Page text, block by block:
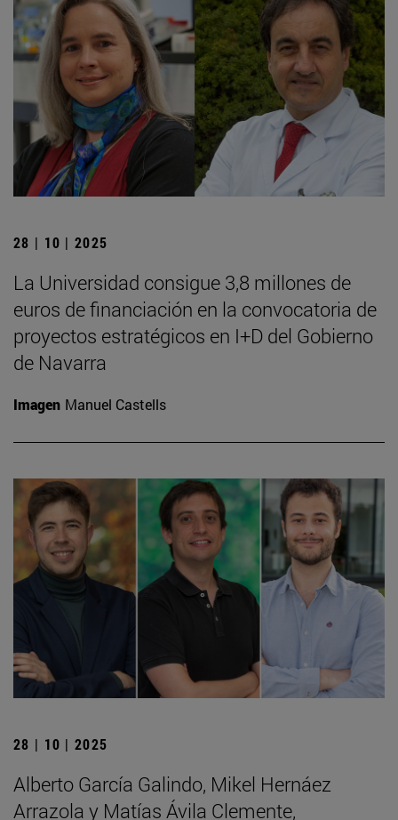
28 | 10 | 2025
La Universidad consigue 3,8 millones de
euros de financiación en la convocatoria de
proyectos estratégicos en I+D del Gobierno
de Navarra
Imagen Manuel Castells
28 | 10 | 2025
Alberto García Galindo, Mikel Hernáez
Arrazola y Matías Ávila Clemente,